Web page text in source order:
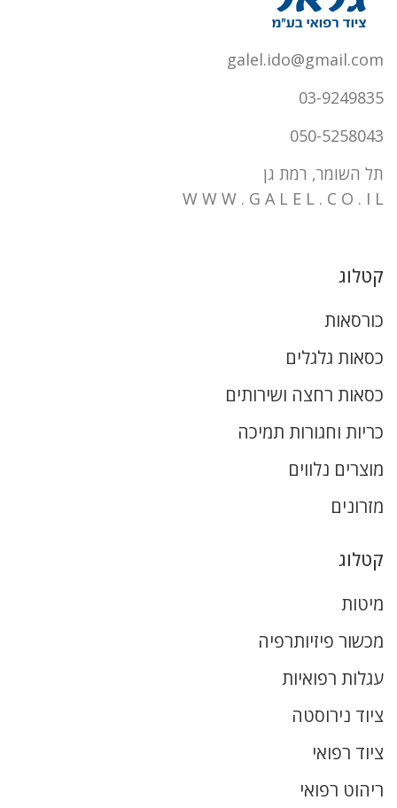
galel.ido@gmail.com
03-9249835
050-5258043
תל השומר, רמת גן
W W W . G A L E L . C O . I L
קטלוג
כורסאות
כסאות גלגלים
כסאות רחצה ושירותים
כריות וחגורות תמיכה
מוצרים נלווים
מזרונים
קטלוג
מיטות
מכשור פיזיותרפיה
עגלות רפואיות
ציוד נירוסטה
ציוד רפואי
ריהוט רפואי